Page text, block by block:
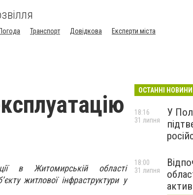
Погода Транспорт Довідкова
Експерти міста
в Житомирській області
житлової інфраструктури у
ОСТАННІ НОВИНИ
У
18:16
31 липня
18:00
31 липня